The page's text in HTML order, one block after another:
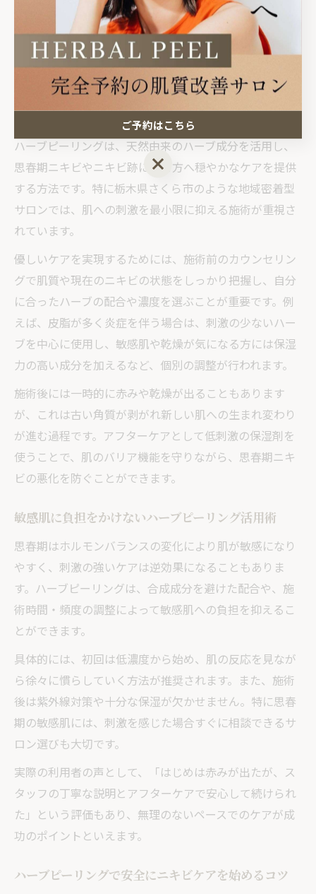
肌への負担を抑えてニキビをケア
したい方におすすめの方法
ハーブピーリングで刺激を抑えた優しいケア実践法
ハーブピーリングは、天然由来のハーブ成分を活用し、
思春期ニキビやニキビ跡に悩む方へ穏やかなケアを提供
する方法です。特に栃木県さくら市のような地域密着型
サロンでは、肌への刺激を最小限に抑える施術が重視さ
れています。
優しいケアを実現するためには、施術前のカウンセリン
グで肌質や現在のニキビの状態をしっかり把握し、自分
に合ったハーブの配合や濃度を選ぶことが重要です。例
えば、皮脂が多く炎症を伴う場合は、刺激の少ないハー
ブを中心に使用し、敏感肌や乾燥が気になる方には保湿
力の高い成分を加えるなど、個別の調整が行われます。
施術後には一時的に赤みや乾燥が出ることもあります
が、これは古い角質が剥がれ新しい肌への生まれ変わり
が進む過程です。アフターケアとして低刺激の保湿剤を
使うことで、肌のバリア機能を守りながら、思春期ニキ
ビの悪化を防ぐことができます。
敏感肌に負担をかけないハーブピーリング活用術
思春期はホルモンバランスの変化により肌が敏感になり
やすく、刺激の強いケアは逆効果になることもありま
す。ハーブピーリングは、合成成分を避けた配合や、施
術時間・頻度の調整によって敏感肌への負担を抑えるこ
とができます。
具体的には、初回は低濃度から始め、肌の反応を見なが
ら徐々に慣らしていく方法が推奨されます。また、施術
後は紫外線対策や十分な保湿が欠かせません。特に思春
期の敏感肌には、刺激を感じた場合すぐに相談できるサ
ロン選びも大切です。
実際の利用者の声として、「はじめは赤みが出たが、ス
タッフの丁寧な説明とアフターケアで安心して続けられ
た」という評価もあり、無理のないペースでのケアが成
功のポイントといえます。
ハーブピーリングで安全にニキビケアを始めるコツ
ご予約はこちら
ご予約はこちら